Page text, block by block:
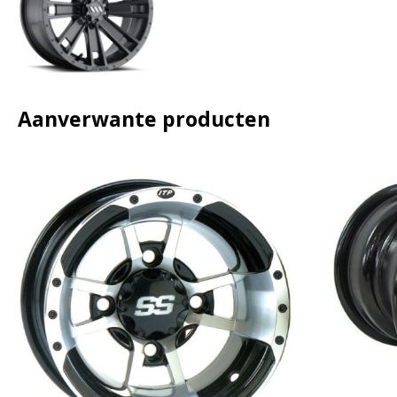
Aanverwante producten